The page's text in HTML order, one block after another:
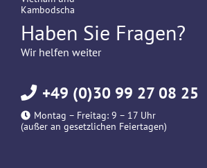
Haben Sie Fragen?
Wir helfen weiter
+49 (0)30 99 27 08 25
Montag – Freitag: 9 – 17 Uhr
(außer an gesetzlichen Feiertagen)